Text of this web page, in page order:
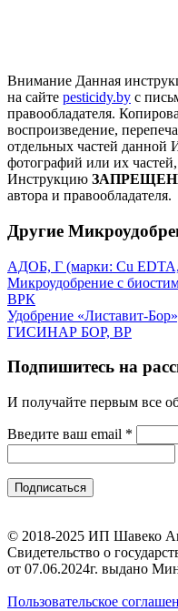
Внимание Данная
на сайте pesticidy.by с
правообладателя.
воспроизведение,
отдельных частей данной
фотографий или их
Инструкцию
автора и правообладателя.
Другие
АДОБ, Г (марки: Сu
Микроудобрение с
ВРК
Удобрение «Листавит-
ГИСИНАР БОР, ВР
Подпишитесь на
И получайте первым все
Введите ваш email *
© 2018-2025 ИП Шавеко
Свидетельство о
от 07.06.2024г. выдано
Пользовательское